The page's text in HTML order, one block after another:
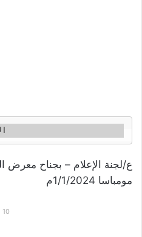
ع/لجنة الإعلام – بجناح معرض
مومباسا 1/1/2024م
10